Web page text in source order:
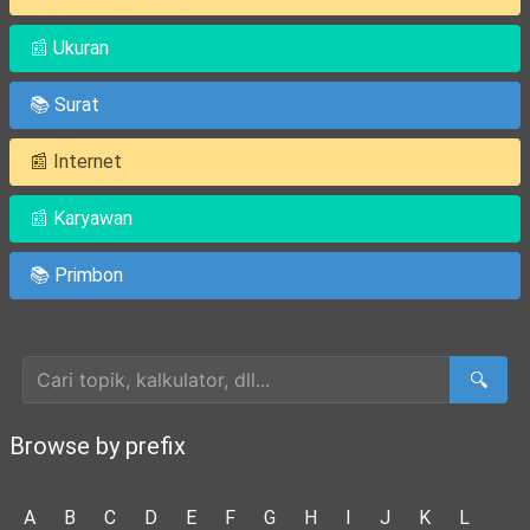
📰 Ukuran
📚 Surat
📰 Internet
📰 Karyawan
📚 Primbon
🔍
Browse by prefix
A B C D E F G H I J K L